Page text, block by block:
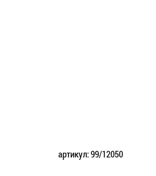
артикул: 99/12050